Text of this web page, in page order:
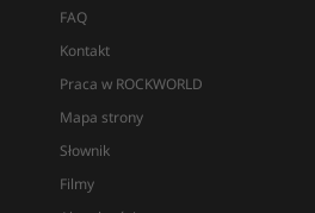
FAQ
Kontakt
Praca w ROCKWORLD
Mapa strony
Słownik
Filmy